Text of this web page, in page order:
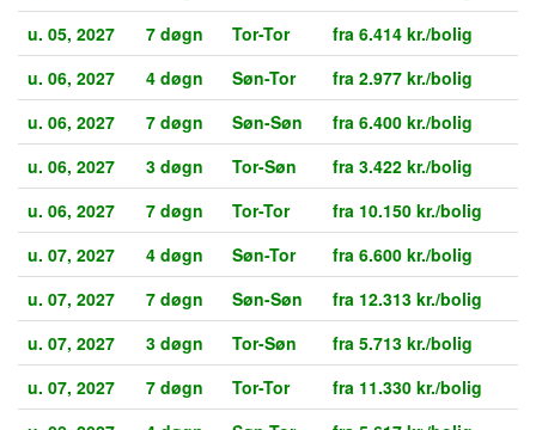
u. 05, 2027
7 døgn Tor-Tor
fra 6.414 kr./bolig
u. 06, 2027
4 døgn Søn-Tor
fra 2.977 kr./bolig
u. 06, 2027
7 døgn Søn-Søn
fra 6.400 kr./bolig
u. 06, 2027
3 døgn Tor-Søn
fra 3.422 kr./bolig
u. 06, 2027
7 døgn Tor-Tor
fra 10.150 kr./bolig
u. 07, 2027
4 døgn Søn-Tor
fra 6.600 kr./bolig
u. 07, 2027
7 døgn Søn-Søn
fra 12.313 kr./bolig
u. 07, 2027
3 døgn Tor-Søn
fra 5.713 kr./bolig
u. 07, 2027
7 døgn Tor-Tor
fra 11.330 kr./bolig